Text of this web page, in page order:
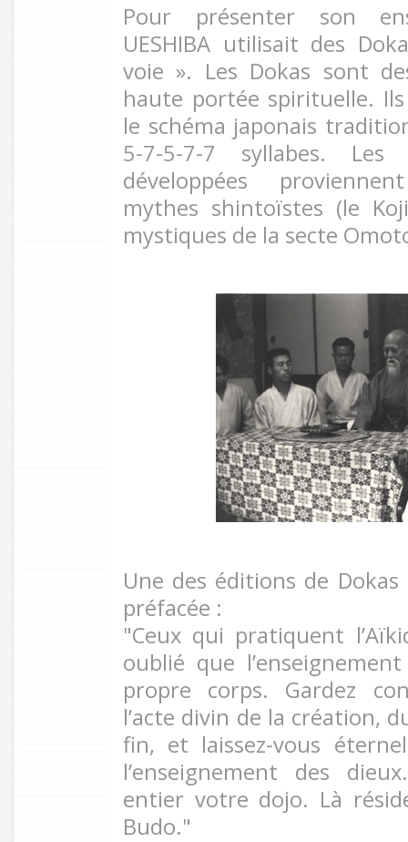
Pour présenter son
UESHIBA utilisait des
voie ». Les Dokas sont
haute portée spirituelle.
le schéma japonais
5-7-5-7-7 syllabes.
développées
mythes shintoïstes (le
mystiques de la secte
Une des éditions de
préfacée :
"Ceux qui pratiquent
oublié que
propre corps. Gardez
l’acte divin de la création,
fin, et laissez-vous
l’enseignement des
entier votre dojo. Là
Budo."